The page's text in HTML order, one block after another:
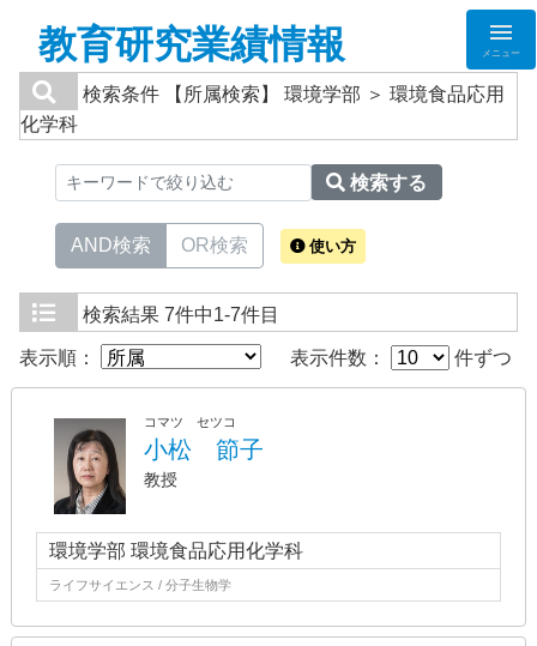
教育研究業績情報 メニュー
検索条件
【所属検索】 環境学部 ＞ 環境食品応用
化学科
検索する
AND検索 OR検索 使い方
検索結果 7件中1-7件目
表示順： 表示件数： 件ずつ
コマツ セツコ
小松 節子
教授
環境学部 環境食品応用化学科
ライフサイエンス / 分子生物学